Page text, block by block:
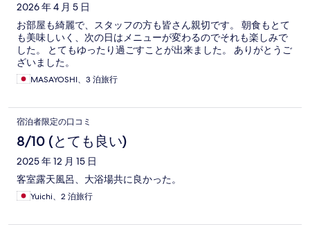
2026 年 4 月 5 日
お部屋も綺麗で、スタッフの方も皆さん親切です。 朝食もとて
も美味しいく、次の日はメニューが変わるのでそれも楽しみで
した。 とてもゆったり過ごすことが出来ました。 ありがとうご
ざいました。
MASAYOSHI、3 泊旅行
宿泊者限定の口コミ
8/10 (とても良い)
2025 年 12 月 15 日
客室露天風呂、大浴場共に良かった。
Yuichi、2 泊旅行